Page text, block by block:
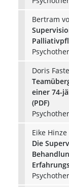
Bertram
Doris
einer 74-
(PDF)
Eike Hinze
Die